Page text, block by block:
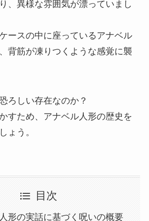
、異様な雰囲気が漂っていまし
ースの中に座っているアナベル
背筋が凍りつくような感覚に襲
ろしい存在なのか？
すため、アナベル人形の歴史を
ょう。
目次
形の実話に基づく呪いの概要